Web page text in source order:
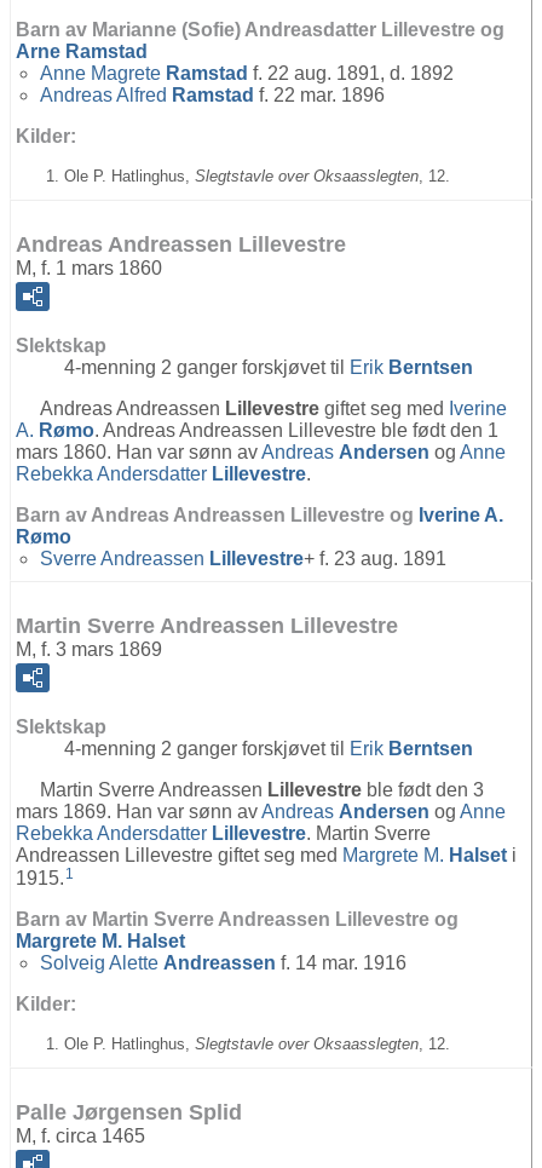
Barn av Marianne (Sofie) Andreasdatter Lillevestre og
Arne Ramstad
Anne Magrete Ramstad f. 22 aug. 1891, d. 1892
Andreas Alfred Ramstad f. 22 mar. 1896
Kilder:
Ole P. Hatlinghus, Slegtstavle over Oksaasslegten , 12.
Andreas Andreassen Lillevestre
M, f. 1 mars 1860
Slektskap
4-menning 2 ganger forskjøvet til
Erik Berntsen
Andreas Andreassen Lillevestre giftet seg med Iverine
A. Rømo. Andreas Andreassen Lillevestre ble født den 1
mars 1860. Han var sønn avAndreas Andersen og Anne
Rebekka Andersdatter Lillevestre.
Barn av Andreas Andreassen Lillevestre og Iverine A.
Rømo
Sverre Andreassen Lillevestre+ f. 23 aug. 1891
Martin Sverre Andreassen Lillevestre
M, f. 3 mars 1869
Slektskap
4-menning 2 ganger forskjøvet til
Erik Berntsen
Martin Sverre Andreassen Lillevestre ble født den 3
mars 1869. Han var sønn avAndreas Andersen og Anne
Rebekka Andersdatter Lillevestre. Martin Sverre
Andreassen Lillevestre giftet seg med Margrete M. Halset i
1915. 1
Barn av Martin Sverre Andreassen Lillevestre og
Margrete M. Halset
Solveig Alette Andreassen f. 14 mar. 1916
Kilder:
Ole P. Hatlinghus, Slegtstavle over Oksaasslegten , 12.
Palle Jørgensen Splid
M, f. circa 1465